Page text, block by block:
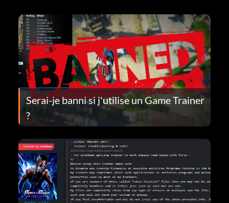
Serai-je banni si j'utilise un Game Trainer
?